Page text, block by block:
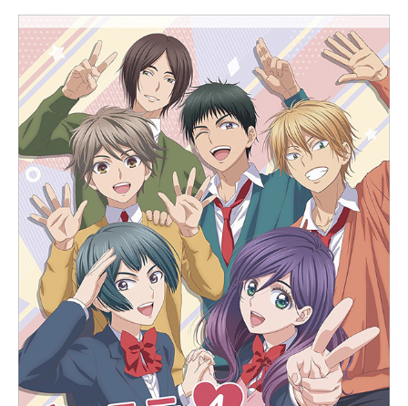
月10日（水）～2019年6月26日
（水）AT-Xほか話数全12話キャスト
シン=ウォルフォード：小林裕介アウ
グスト＝フォン＝アールスハイド：
小松昌平シシリー＝フォン＝クロー
ド：本泉莉奈マリア＝フォン＝メッ
シーナ：若井友希マーリン＝ウォル
フォード：屋良有作メリダ＝ボーウ
ェン：高島雅羅オリバー=シュトロー
ム：森川智之ミランダ=フォーレス：
吉七味。メイ＝フォン＝アールスハ
イド：雛乃木まやアリス＝コーナ
ー：久保田未夢トール＝フォン＝フ
レーゲル：志田有彩リン＝ヒュー
ズ：山口愛ユーリ＝カールトン：長
妻樹里トニー＝フレイド：小林千晃
ユリウス＝フォン＝リッテンハイ
ム：河本啓佑マーク＝ビーン：葉山
翔太オリビア＝ストーン：佐藤沙耶
スタッフ原作：吉岡剛（ファミ通文